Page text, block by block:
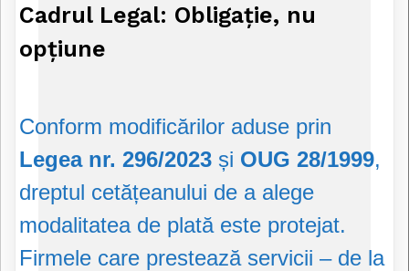
Cadrul Legal: Obligație, nu
opțiune
Conform modificărilor aduse prin
Legea nr. 296/2023 și OUG 28/1999,
dreptul cetățeanului de a alege
modalitatea de plată este protejat.
Firmele care prestează servicii – de la